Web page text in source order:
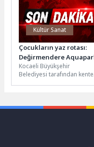
Kültür Sanat
Çocukların yaz rotası:
Değirmendere
Kocaeli Büyükşehir
Belediyesi tarafından kente
noktalarından biri...